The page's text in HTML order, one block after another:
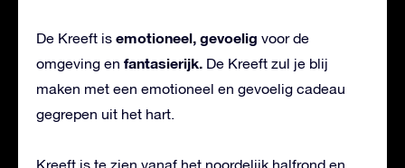
De Kreeft is emotioneel, gevoelig voor de
omgeving en fantasierijk. De Kreeft zul je blij
maken met een emotioneel en gevoelig cadeau
gegrepen uit het hart.
Kreeft is te zien vanaf het noordelijk halfrond en